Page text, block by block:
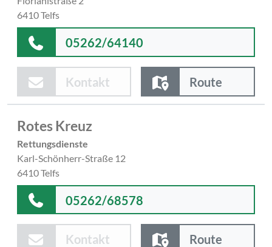
6410 Telfs
05262/64140
Kontakt Route
Rotes Kreuz
Rettungsdienste
Karl-Schönherr-Straße 12
6410 Telfs
05262/68578
Kontakt Route